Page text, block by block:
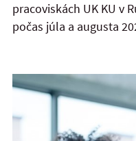
pracoviskách UK KU v
počas júla a augusta